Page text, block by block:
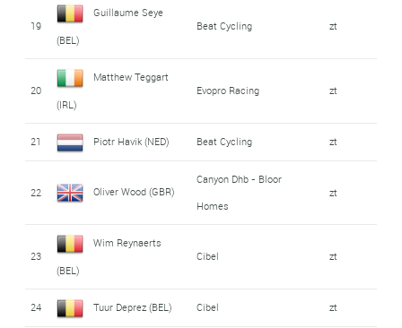
19
Guillaume Seye
(BEL)
Beat Cycling zt
20
Matthew Teggart
(IRL)
Evopro Racing zt
21 Piotr Havik (NED) Beat Cycling zt
22 Oliver Wood (GBR)
Canyon Dhb - Bloor
Homes
zt
23
Wim Reynaerts
(BEL)
Cibel zt
24 Tuur Deprez (BEL) Cibel zt